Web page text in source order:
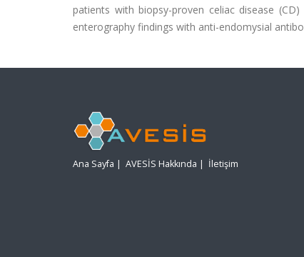
patients with biopsy-proven celiac disease
enterography findings with anti-endomysial
Ana Sayfa | AVESİS Hakkında | İletişim